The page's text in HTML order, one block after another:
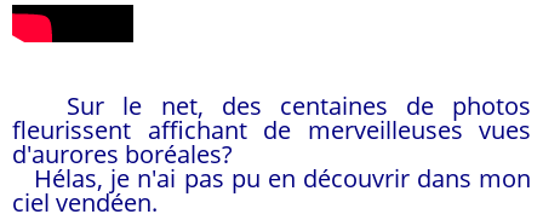
Sur le net, des centaines de photos
fleurissent affichant de merveilleuses vues
d'aurores boréales?
Hélas, je n'ai pas pu en découvrir dans mon
ciel vendéen.